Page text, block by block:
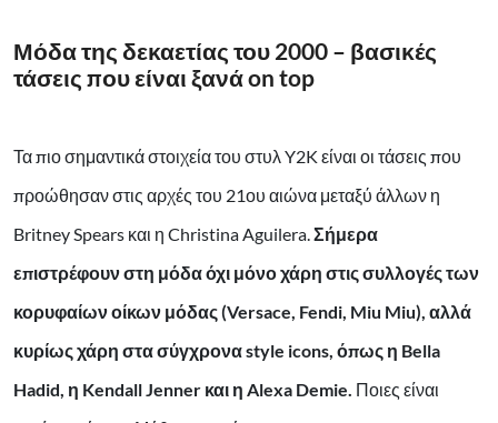
Μόδα της δεκαετίας του 2000 – βασικές
τάσεις που είναι ξανά on top
Τα πιο σημαντικά στοιχεία του στυλ Y2K είναι οι τάσεις που
προώθησαν στις αρχές του 21ου αιώνα μεταξύ άλλων η
Britney Spears και η Christina Aguilera.Σήμερα
επιστρέφουν στη μόδα όχι μόνο χάρη στις συλλογές των
κορυφαίων οίκων μόδας (Versace, Fendi, Miu Miu), αλλά
κυρίως χάρη στα σύγχρονα style icons, όπως η Bella
Hadid, η Kendall Jenner και η Alexa Demie. Ποιες είναι